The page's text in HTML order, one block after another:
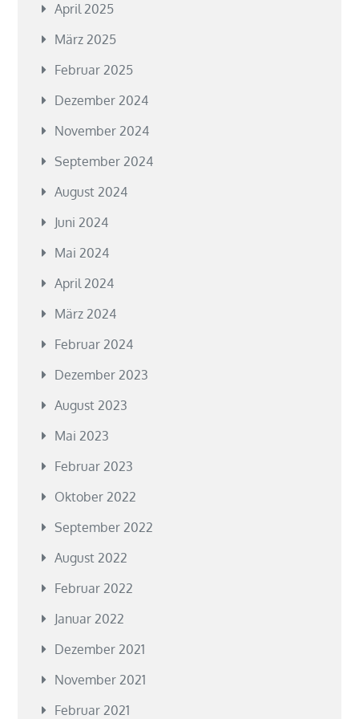
April 2025
März 2025
Februar 2025
Dezember 2024
November 2024
September 2024
August 2024
Juni 2024
Mai 2024
April 2024
März 2024
Februar 2024
Dezember 2023
August 2023
Mai 2023
Februar 2023
Oktober 2022
September 2022
August 2022
Februar 2022
Januar 2022
Dezember 2021
November 2021
Februar 2021